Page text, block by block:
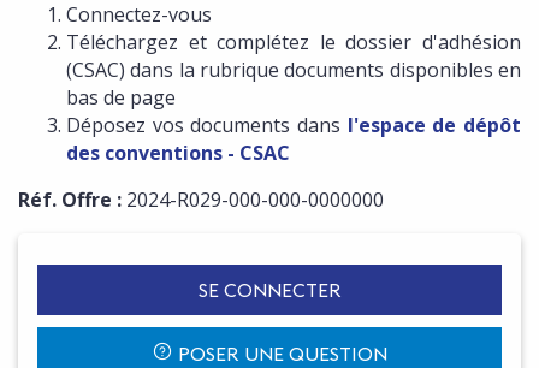
Connectez-vous
Téléchargez et complétez le dossier d'adhésion
(CSAC) dans la rubrique documents disponibles en
bas de page
Déposez vos documents dans l'espace de dépôt
des conventions - CSAC
Réf. Offre : 2024-R029-000-000-0000000
SE CONNECTER
POSER UNE QUESTION